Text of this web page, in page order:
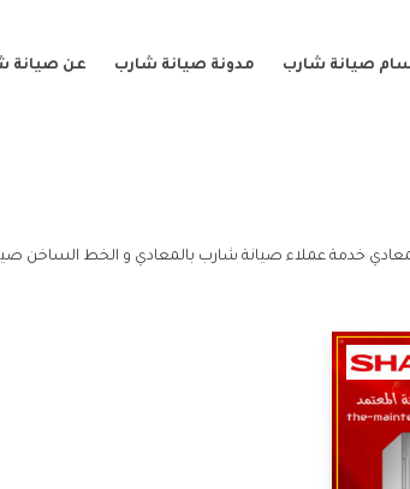
صيانة شارب مدونة صيانة شارب عن صيانة
خدمة عملاء صيانة شارب بالمعادي و الخط الساخن